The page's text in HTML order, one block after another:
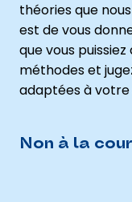
théories que
est de vous
que vous
méthodes et
adaptées à
Non à la